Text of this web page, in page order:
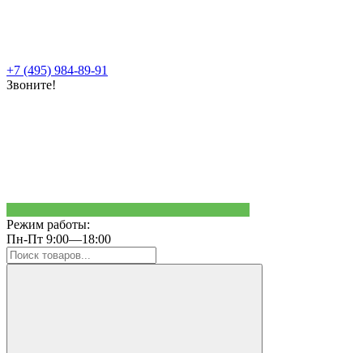
+7 (495) 984-89-91
Звоните!
Режим работы:
Пн-Пт 9:00—18:00